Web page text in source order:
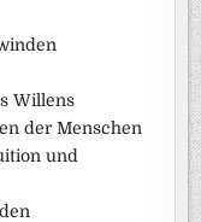
Willens
der Menschen
und